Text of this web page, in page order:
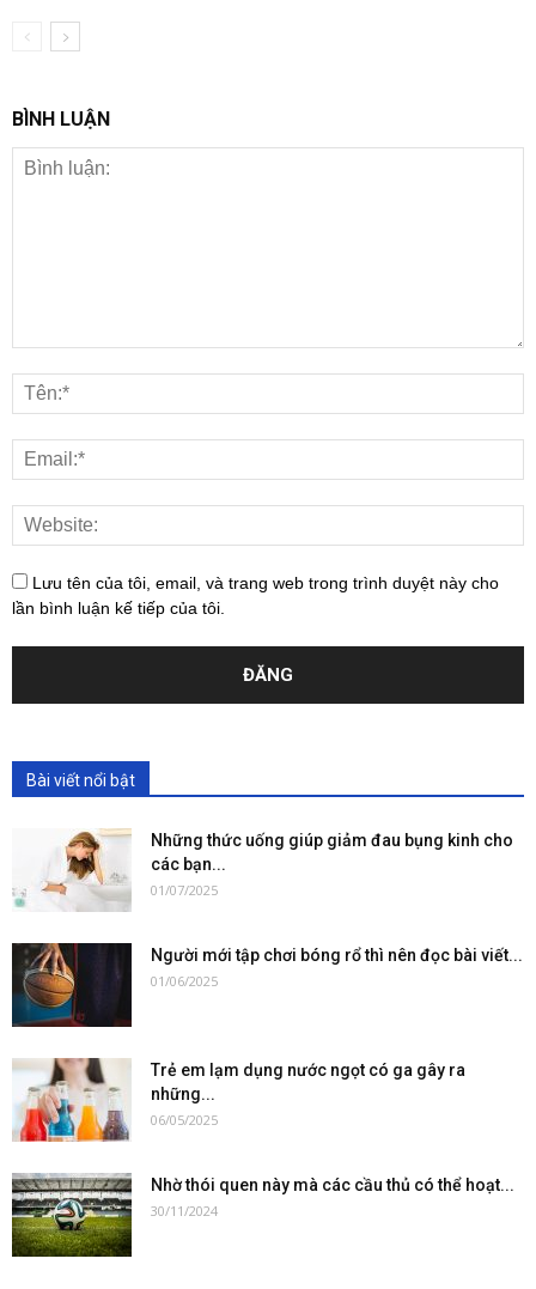
BÌNH LUẬN
Lưu tên của tôi, email, và trang web trong trình duyệt này cho
lần bình luận kế tiếp của tôi.
Bài viết nổi bật
Những thức uống giúp giảm đau bụng kinh cho
các bạn...
01/07/2025
Người mới tập chơi bóng rổ thì nên đọc bài viết...
01/06/2025
Trẻ em lạm dụng nước ngọt có ga gây ra
những...
06/05/2025
Nhờ thói quen này mà các cầu thủ có thể hoạt...
30/11/2024